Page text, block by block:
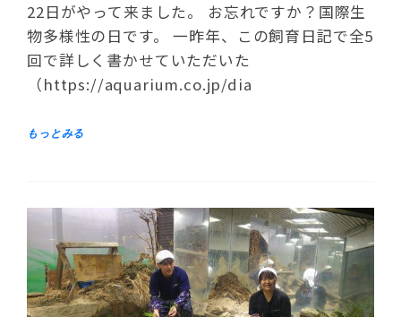
22日がやって来ました。 お忘れですか？国際生
物多様性の日です。 一昨年、この飼育日記で全5
回で詳しく書かせていただいた
（https://aquarium.co.jp/dia